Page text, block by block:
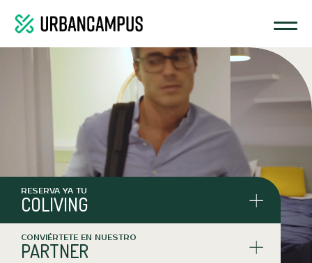
RESERVA YA TU
COLIVING
CONVIÉRTETE EN NUESTRO
PARTNER